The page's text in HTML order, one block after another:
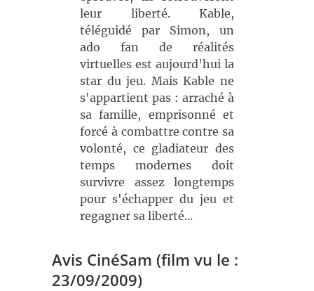
leur liberté. Kable,
téléguidé par Simon, un
ado fan de réalités
virtuelles est aujourd'hui la
star du jeu. Mais Kable ne
s'appartient pas : arraché à
sa famille, emprisonné et
forcé à combattre contre sa
volonté, ce gladiateur des
temps modernes doit
survivre assez longtemps
pour s'échapper du jeu et
regagner sa liberté...
Avis CinéSam (film vu le :
23/09/2009)